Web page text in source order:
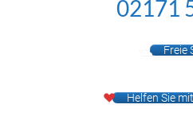
02171
Freie
Helfen Sie